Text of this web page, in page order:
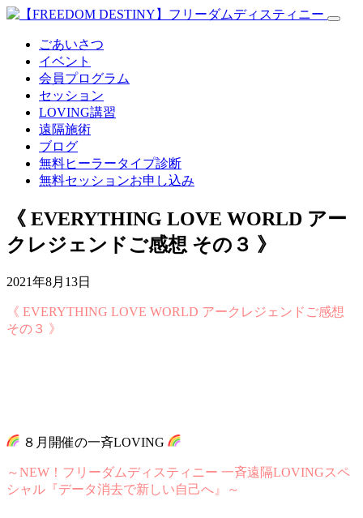
ごあいさつ
イベント
会員プログラム
セッション
LOVING講習
遠隔施術
ブログ
無料ヒーラータイプ診断
無料セッションお申し込み
《 EVERYTHING LOVE WORLD アー
クレジェンドご感想 その３ 》
2021年8月13日
《 EVERYTHING LOVE WORLD アークレジェンドご感想
その３ 》
８月開催の一斉LOVING
～NEW！フリーダムディスティニー 一斉遠隔LOVINGスペ
シャル『データ消去で新しい自己へ』～